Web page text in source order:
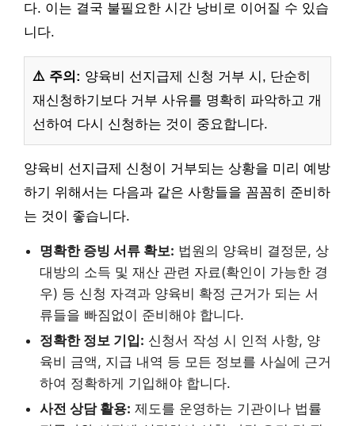
다. 이는 결국 불필요한 시간 낭비로 이어질 수 있습
니다.
⚠️ 주의: 양육비 선지급제 신청 거부 시, 단순히
재신청하기보다 거부 사유를 명확히 파악하고 개
선하여 다시 신청하는 것이 중요합니다.
양육비 선지급제 신청이 거부되는 상황을 미리 예방
하기 위해서는 다음과 같은 사항들을 꼼꼼히 준비하
는 것이 좋습니다.
명확한 증빙 서류 확보: 법원의 양육비 결정문, 상
대방의 소득 및 재산 관련 자료(확인이 가능한 경
우) 등 신청 자격과 양육비 확정 근거가 되는 서
류들을 빠짐없이 준비해야 합니다.
정확한 정보 기입: 신청서 작성 시 인적 사항, 양
육비 금액, 지급 내역 등 모든 정보를 사실에 근거
하여 정확하게 기입해야 합니다.
사전 상담 활용: 제도를 운영하는 기관이나 법률